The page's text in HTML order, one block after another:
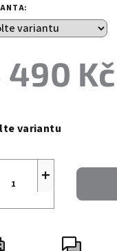
490 Kč
variantu
+